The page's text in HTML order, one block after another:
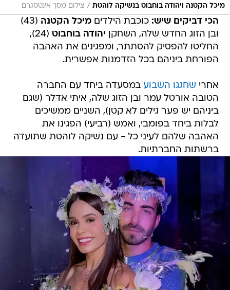
מיכל הקטנה ויהודה בוחבוט בנשיקה לוהטת / צילום מסך אינטסגרם
הכי דביקים שיש: כוכבת הילדיםמיכל הקטנה
(43)
ובן הזוג החדש שלה, השחקן יהודה בוחבוט
(24),
החליטו להפסיק להסתתר, ומפגינים את האהבה
הפורחת ביניהם בכל הזדמנות אפשרית.
אחרי שחגגו השבוע במסעדה ביחד עם החברה
הטובה אורטל עמר ובן הזוג שלה, איתי אדלר (שגם
ביניהם יש פער גילים לא קטן), השניים ממשיכים
לבלות ביחד בפומבי, ואמש (רביעי) הפגינו את
האהבה שלהם לעיני כל - עם נשיקה לוהטת שתועדה
ברשתות החברתיות.